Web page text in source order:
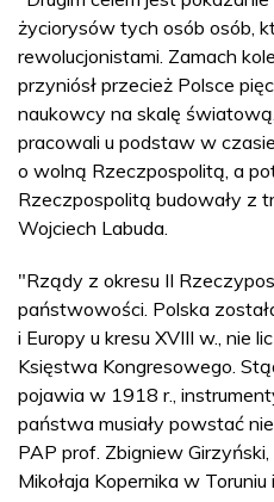
życiorysów tych osób osób,
rewolucjonistami. Zamach
przyniósł przecież Polsce
naukowcy na skalę
pracowali u podstaw w
o wolną Rzeczpospolitą, a
Rzeczpospolitą budowały z
Wojciech Labuda.
"Rządy z okresu II
państwowości. Polska
i Europy u kresu XVIII w., nie
Księstwa Kongresowego.
pojawia w 1918 r.,
państwa musiały powstać
PAP prof. Zbigniew
Mikołaja Kopernika w